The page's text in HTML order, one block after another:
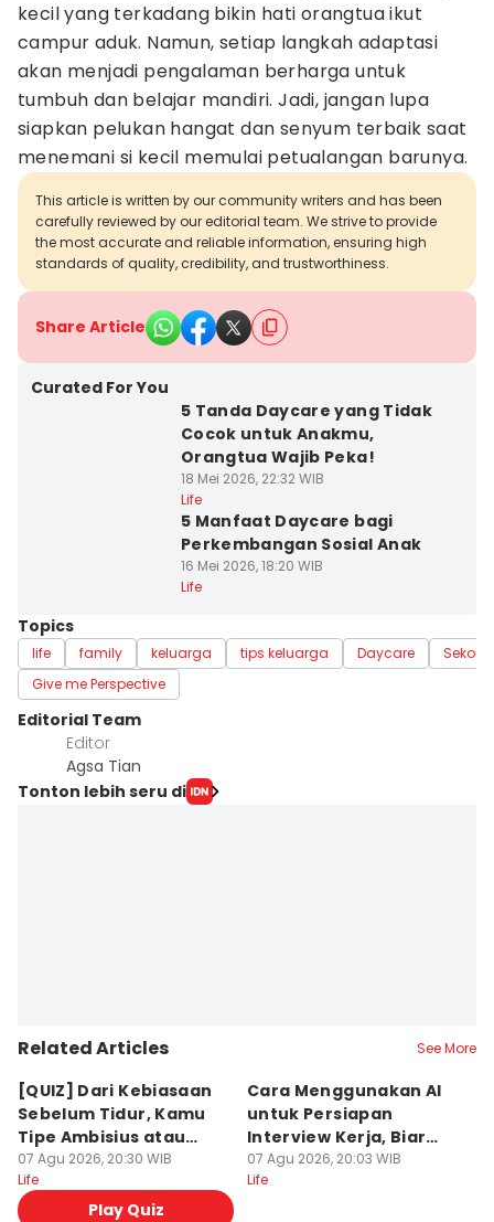
kecil yang terkadang bikin hati orangtua ikut
campur aduk. Namun, setiap langkah adaptasi
akan menjadi pengalaman berharga untuk
tumbuh dan belajar mandiri. Jadi, jangan lupa
siapkan pelukan hangat dan senyum terbaik saat
menemani si kecil memulai petualangan barunya.
This article is written by our community writers and has been
carefully reviewed by our editorial team. We strive to provide
the most accurate and reliable information, ensuring high
standards of quality, credibility, and trustworthiness.
Share Article
Curated For You
5 Tanda Daycare yang Tidak
Cocok untuk Anakmu,
Orangtua Wajib Peka!
18 Mei 2026, 22:32 WIB
Life
5 Manfaat Daycare bagi
Perkembangan Sosial Anak
16 Mei 2026, 18:20 WIB
Life
Topics
life family keluarga tips keluarga Daycare
Give me Perspective
Editorial Team
Editor
Agsa Tian
Tonton lebih seru di
Related Articles See More
[QUIZ] Dari Kebiasaan
Sebelum Tidur, Kamu
Tipe Ambisius atau
Santai?
07 Agu 2026, 20:30 WIB
Life
Play Quiz
Cara Menggunakan AI
untuk Persiapan
Interview Kerja, Biar
Makin Siap!
07 Agu 2026, 20:03 WIB
Life